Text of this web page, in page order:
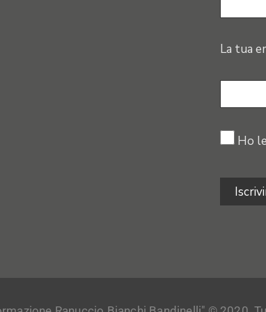
La tua
Ho